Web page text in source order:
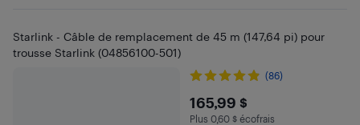
Starlink - Câble de remplacement de 45 m (147,64 pi) pour
trousse Starlink (04856100-501)
(86)
$165.99
165,99 $
Plus 0.6 $ en écofrais
Plus 0,60 $ écofrais